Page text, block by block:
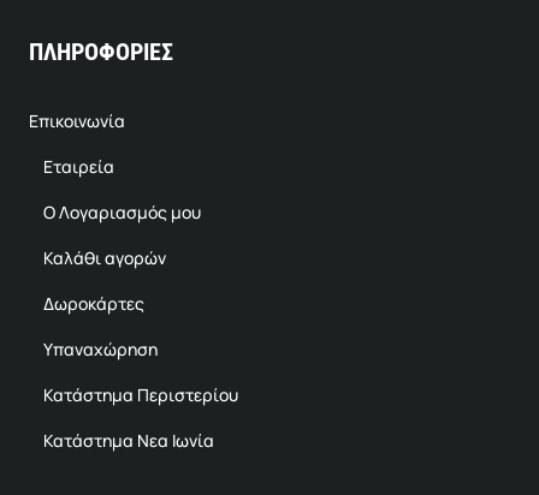
ΠΛΗΡΟΦΟΡΙΕΣ
Επικοινωνία
Εταιρεία
Ο Λογαριασμός μου
Καλάθι αγορών
Δωροκάρτες
Υπαναχώρηση
Κατάστημα Περιστερίου
Κατάστημα Νεα Ιωνία